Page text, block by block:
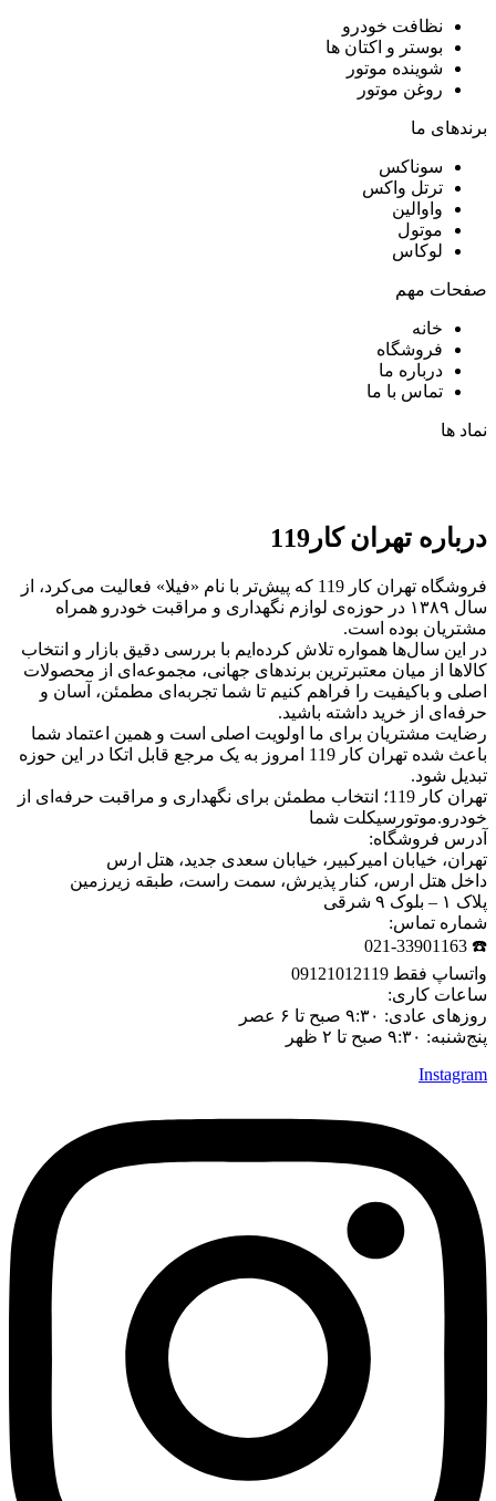
نظافت خودرو
بوستر و اکتان ها
شوینده موتور
روغن موتور
برندهای ما
سوناکس
ترتل واکس
واوالین
موتول
لوکاس
صفحات مهم
خانه
فروشگاه
درباره ما
تماس با ما
نماد ها
درباره تهران کار119
فروشگاه تهران کار 119 که پیش‌تر با نام «فیلا» فعالیت می‌کرد، از
سال ۱۳۸۹ در حوزه‌ی لوازم نگهداری و مراقبت خودرو همراه
مشتریان بوده است.
در این سال‌ها همواره تلاش کرده‌ایم با بررسی دقیق بازار و انتخاب
کالاها از میان معتبرترین برندهای جهانی، مجموعه‌ای از محصولات
اصلی و باکیفیت را فراهم کنیم تا شما تجربه‌ای مطمئن، آسان و
حرفه‌ای از خرید داشته باشید.
رضایت مشتریان برای ما اولویت اصلی است و همین اعتماد شما
باعث شده تهران کار 119 امروز به یک مرجع قابل اتکا در این حوزه
تبدیل شود.
تهران کار 119؛ انتخاب مطمئن برای نگهداری و مراقبت حرفه‌ای از
خودرو.موتورسیکلت شما
آدرس فروشگاه:
تهران، خیابان امیرکبیر، خیابان سعدی جدید، هتل ارس
داخل هتل ارس، کنار پذیرش، سمت راست، طبقه زیرزمین
پلاک ۱ – بلوک ۹ شرقی
شماره تماس:
☎️ 021-33901163
واتساپ فقط 09121012119
ساعات کاری:
روزهای عادی: ۹:۳۰ صبح تا ۶ عصر
پنج‌شنبه: ۹:۳۰ صبح تا ۲ ظهر
Instagram